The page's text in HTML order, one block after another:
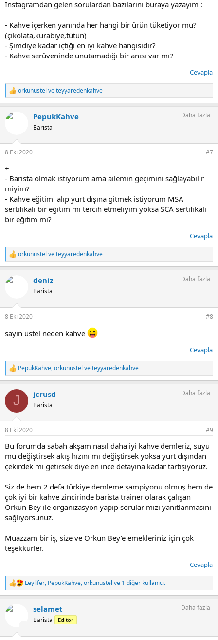
Instagramdan gelen sorulardan bazılarını buraya yazayım :
- Kahve içerken yanında her hangi bir ürün tüketiyor mu?
(çikolata,kurabiye,tütün)
- Şimdiye kadar içtiği en iyi kahve hangisidir?
- Kahve serüveninde unutamadığı bir anısı var mı?
Cevapla
T
e
k
orkunustel veteyyaredenkahve
PepukKahve
Barista
Daha fazla
8 Eki 2020 #7
+
- Barista olmak istiyorum ama ailemin geçimini sağlayabilir
miyim?
- Kahve eğitimi alıp yurt dışına gitmek istiyorum MSA
sertifikalı bir eğitim mi tercih etmeliyim yoksa SCA sertifikalı
bir eğitim mi?
Cevapla
T
e
k
orkunustel veteyyaredenkahve
deniz
Barista
Daha fazla
8 Eki 2020 #8
sayın üstel neden kahve
Cevapla
T
e
k
l
PepukKahve,orkunustel veteyyaredenkahve
J jcrusd
Barista
Daha fazla
8 Eki 2020 #9
Bu forumda sabah akşam nasıl daha iyi kahve demleriz, suyu
mu değiştirsek akış hızını mı değiştirsek yoksa yurt dışından
çekirdek mi getirsek diye en ince detayına kadar tartışıyoruz.
Siz de hem 2 defa türkiye demleme şampiyonu olmuş hem de
çok iyi bir kahve zincirinde barista trainer olarak çalışan
Orkun Bey ile organizasyon yapıp sorularımızı yanıtlanmasını
sağlıyorsunuz.
Muazzam bir iş, size ve Orkun Bey’e emekleriniz için çok
teşekkürler.
Cevapla
T
e
k
Leylifer, PepukKahve,orkunustel ve 1 diğer kullanıcı.
selamet
Barista Editör
Daha fazla